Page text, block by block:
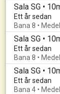
Sala SG •
Ett år sedan
Bana 8 •
Sala SG •
Ett år sedan
Bana 8 •
Sala SG •
Ett år sedan
Bana 4 •